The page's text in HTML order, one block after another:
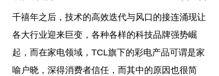
千禧年之后，技术的高效迭代与风口的接连涌现让
各大行业迎来巨变，各种各样的科技品牌强势崛
起，而在家电领域，TCL旗下的彩电产品可谓是家
喻户晓，深得消费者信任，而其中的原因也很简